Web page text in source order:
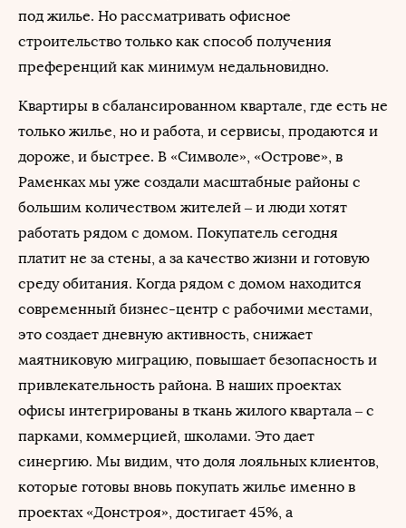
под жилье. Но рассматривать офисное
строительство только как способ получения
преференций как минимум недальновидно.
Квартиры в сбалансированном квартале, где есть не
только жилье, но и работа, и сервисы, продаются и
дороже, и быстрее. В «Символе», «Острове», в
Раменках мы уже создали масштабные районы с
большим количеством жителей – и люди хотят
работать рядом с домом. Покупатель сегодня
платит не за стены, а за качество жизни и готовую
среду обитания. Когда рядом с домом находится
современный бизнес-центр с рабочими местами,
это создает дневную активность, снижает
маятниковую миграцию, повышает безопасность и
привлекательность района. В наших проектах
офисы интегрированы в ткань жилого квартала – с
парками, коммерцией, школами. Это дает
синергию. Мы видим, что доля лояльных клиентов,
которые готовы вновь покупать жилье именно в
проектах «Донстроя», достигает 45%, а